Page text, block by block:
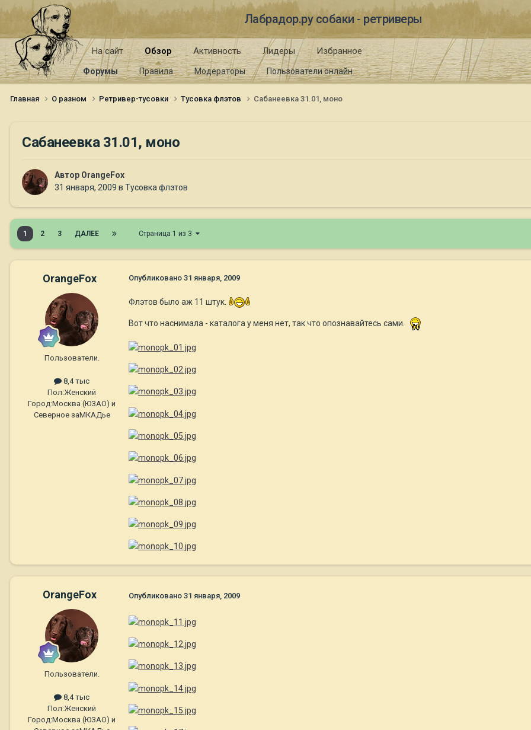
Лабрадор.ру собаки - ретриверы
На сайт Обзор
Форумы Правила Модераторы Пользователи онлайн
Активность Лидеры Избранное
Главная О разном Ретривер-тусовки Тусовка флэтов Сабанеевка 31.01, моно
Сабанеевка 31.01, моно
Автор OrangeFox
31 января, 2009 в Тусовка флэтов
1 2 3 ДАЛЕЕ Страница 1 из 3
OrangeFox
Пользователи.
8,4 тыс
Пол:Женский
Город:Москва (ЮЗАО) и
Северное заМКАДье
Опубликовано 31 января, 2009
Флэтов было аж 11 штук.
Вот что наснимала - каталога у меня нет, так что опознавайтесь сами.
OrangeFox
Пользователи.
8,4 тыс
Пол:Женский
Город:Москва (ЮЗАО) и
Опубликовано 31 января, 2009